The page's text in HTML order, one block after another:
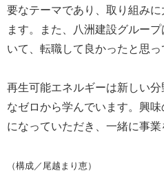
要なテーマであり、取り組み
ます。また、八洲建設グルー
いて、転職して良かったと思っ
再生可能エネルギーは新しい分
なゼロから学んでいます。興
になっていただき、一緒に事業
（構成／尾越まり恵）